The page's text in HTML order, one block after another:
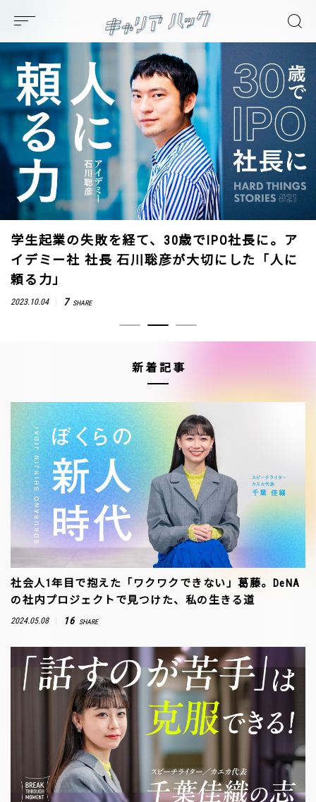
学生起業の失敗を経て、30歳でIPO社長に。ア
イデミー社 社長 石川聡彦が大切にした「人に
頼る力」
2023.10.04 7 SHARE
新着記事
社会人1年目で抱えた「ワクワクできない」葛藤。DeNA
の社内プロジェクトで見つけた、私の生きる道
2024.05.08 16 SHARE